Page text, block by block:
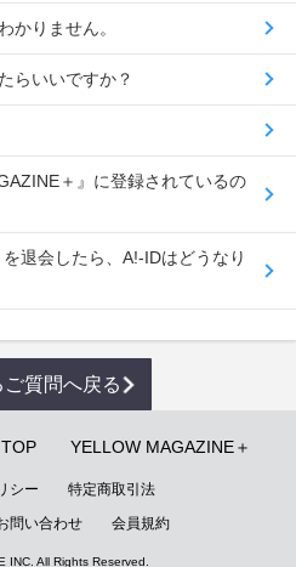
かりません。
らいいですか？
＋』に登録されているの
退会したら、A!-IDはどうなり
ご質問へ戻る
YELLOW MAGAZINE＋
シー
特定商取引法
問い合わせ
会員規約
INC. All Rights Reserved.